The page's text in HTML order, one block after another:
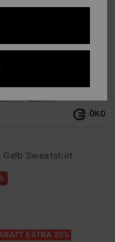
ÖKO
Sweatshirt
EXTRA 25%